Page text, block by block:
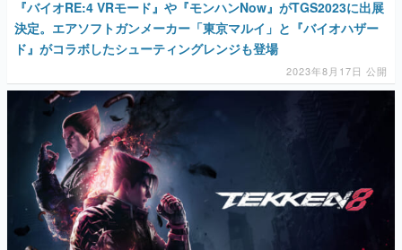
『バイオRE:4 VRモード』や『モンハンNow』がTGS2023に出展
決定。エアソフトガンメーカー「東京マルイ」と『バイオハザー
ド』がコラボしたシューティングレンジも登場
2023年8月17日 公開